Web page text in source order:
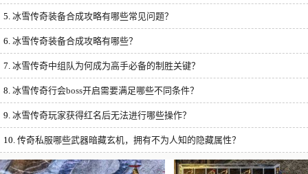
5. 冰雪传奇装备合成攻略有哪些常见问题？
6. 冰雪传奇装备合成攻略有哪些？
7. 冰雪传奇中组队为何成为高手必备的制胜关键？
8. 冰雪传奇行会boss开启需要满足哪些不同条件？
9. 冰雪传奇玩家获得红名后无法进行哪些操作？
10. 传奇私服哪些武器暗藏玄机，拥有不为人知的隐藏属性？